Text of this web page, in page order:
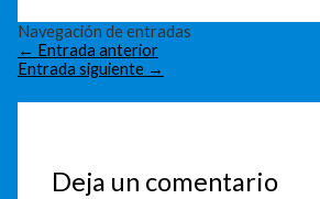
Navegación de entradas
← Entrada anterior
Entrada siguiente →
Deja un comentario